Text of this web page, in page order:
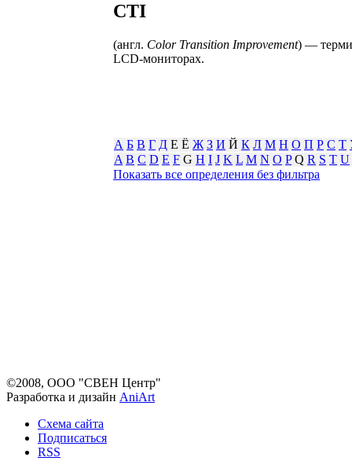
CTI
(англ. Color Transition Improvement) —
LCD-мониторах.
А Б В Г Д Е Ё Ж З И Й К Л М Н О П Р С Т
A B C D E F G H I J K L M N O PQ R S T U
Показать все определения без фильтра
©2008, ООО "СВЕН Центр"
Разработка и дизайн AniArt
Схема сайта
Подписаться
RSS